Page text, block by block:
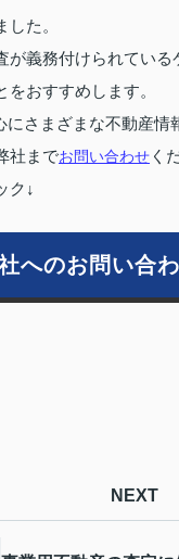
た。
が義務付けられてい
おすすめします。
さまざまな不動産情
社までお問い合わせ く
ク↓
へのお問い合
NEXT